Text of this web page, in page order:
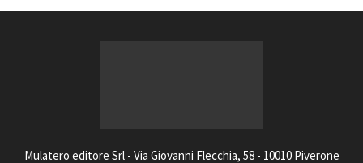
Mulatero editore Srl - Via Giovanni Flecchia, 58 - 10010 Piverone